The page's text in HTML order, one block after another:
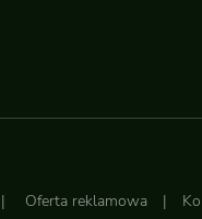
Oferta reklamowa |